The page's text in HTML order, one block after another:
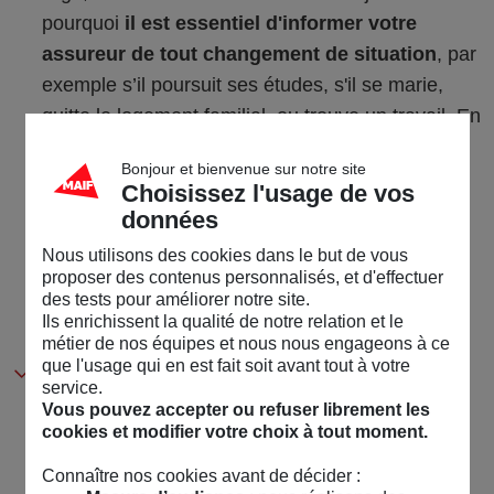
pourquoi il est essentiel d'informer votre
assureur de tout changement de situation, par
exemple s’il poursuit ses études, s'il se marie,
quitte le logement familial, ou trouve un travail. En
à la majorité, mais à de nombreux critères qui
varient selon les contrats d'assurance habitation.
dernier pourra vérifier si votre enfant est bien
couvert, et si besoin lui proposer un contrat
d'assurance adapté à sa nouvelle situation.
Si votre enfant majeur quitte le foyer pour un
stage ou un cycle d’étude dont la durée dépasse
3 mois en France ou à l’étranger, informez votre
assureur pour savoir si cela n'entraîne pas une
Bonjour et bienvenue sur notre site
Choisissez l'usage de vos
données
Nous utilisons des cookies dans le but de vous
proposer des contenus personnalisés, et d'effectuer
des tests pour améliorer notre site.
Ils enrichissent la qualité de notre relation et le
métier de nos équipes et nous nous engageons à ce
que l'usage qui en est fait soit avant tout à votre
service.
Vous pouvez accepter ou refuser librement les
cookies et modifier votre choix à tout moment.
Connaître nos cookies avant de décider :